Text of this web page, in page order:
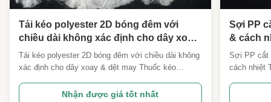
Tải kéo polyester 2D bóng đêm với
chiều dài không xác định cho dây xoay
& dệt may
Tải kéo polyester 2D bóng đêm với chiều dài không
xác định cho dây xoay & dệt may Thuốc kéo
định Our 2D glow-in-dark photoluminescent tow
Nhận được giá tốt nhất
Sợi PP
& cách
lượng
Sợi PP cắt
cách nhiệt